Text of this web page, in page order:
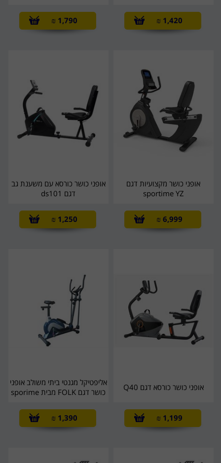
1,420
₪
1,790
₪
אופני כושר מקצועיות דגם
sportime YZ
6,999
₪
אופני כושר כורסא עם משענת גב
דגם ds101
1,250
₪
אופני כושר כורסא דגם Q40
1,199
₪
אליפטיקל מגנטי ביתי משולב אופני
כושר דגם FOLK מבית sporime
1,390
₪